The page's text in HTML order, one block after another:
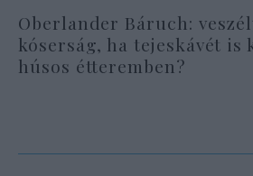
Oberlander Báruch:
kóserság, ha tejeskávét is
húsos étteremben?